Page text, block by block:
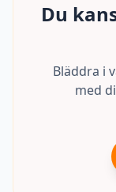
Du
Bläddra i
med